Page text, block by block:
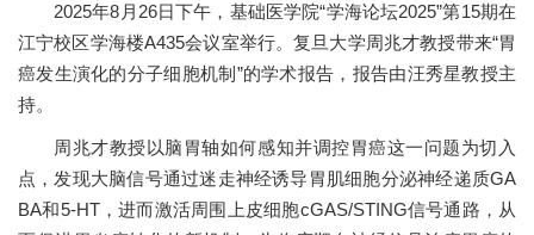
师资队伍
教育教学
学科建设
2025年8月26日下午，基础医学院“学海论坛2025”第15期在
江宁校区学海楼A435会议室举行。复旦大学周兆才教授带来“胃
癌发生演化的分子细胞机制”的学术报告，报告由汪秀星教授主
持。
周兆才教授以脑胃轴如何感知并调控胃癌这一问题为切入
点，发现大脑信号通过迷走神经诱导胃肌细胞分泌神经递质GA
BA和5-HT，进而激活周围上皮细胞cGAS/STING信号通路，从